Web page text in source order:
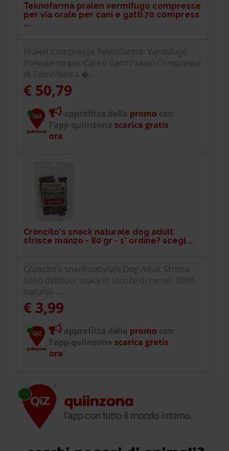
Teknofarma pralen vermifugo compresse
per via orale per cani e gatti 70 compress
...
Pralen Compresse Teknofarma: Vermifugo
Polivalente per Cani e Gatti Pralen Compresse
di Teknofarma � ...
€ 50,79
approfitta della promo con
l'app quiinzona scarica gratis
ora
Crancito's snack naturale dog adult
strisce manzo - 80 gr - 1° ordine? scegl ...
Crancito's snack naturale Dog Adult Strisce
sono delizioni snack in strisce di carne, 100%
naturali ...
€ 3,99
approfitta della promo con
l'app quiinzona scarica gratis
ora